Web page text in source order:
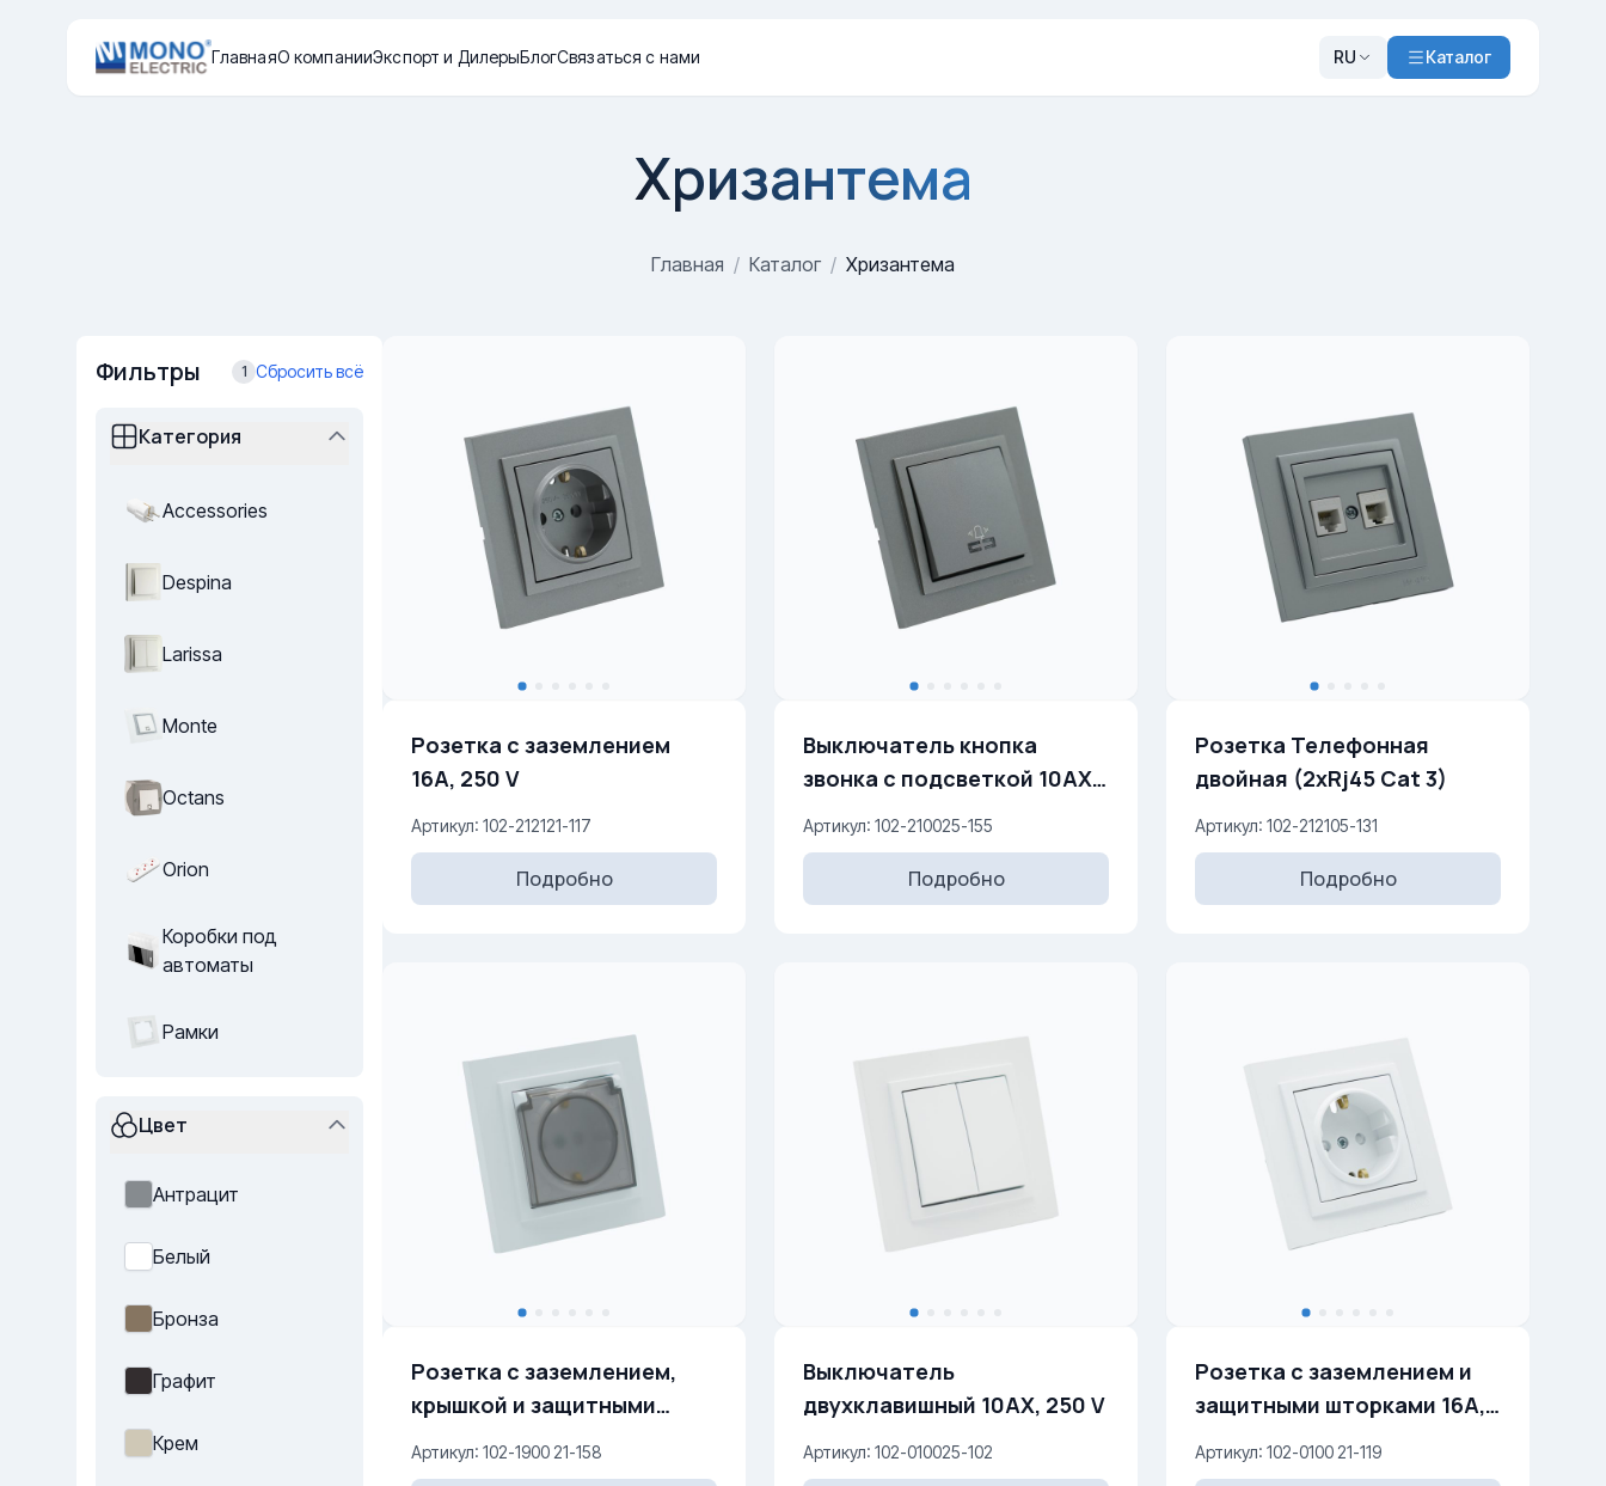
ГлавнаяО компанииЭкспорт и ДилерыБлогСвязаться с нами RU Каталог
Хризантема
Главная / Каталог / Хризантема
Фильтры 1 Сбросить всё
Категория
Accessories
Despina
Larissa
Monte
Octans
Orion
Коробки под
автоматы
Рамки
Цвет
Антрацит
Белый
Бронза
Графит
Крем
Розетка с заземлением
16A, 250 V
Артикул: 102-212121-117
Подробно
Выключатель кнопка
звонка с подсветкой 10AX,
250 V
Артикул: 102-210025-155
Подробно
Розетка Телефонная
двойная (2xRj45 Cat 3)
Артикул: 102-212105-131
Подробно
Розетка с заземлением,
крышкой и защитными
шторками 16A, 250 V
Артикул: 102-1900 21-158
Выключатель
двухклавишный 10AX, 250 V
Артикул: 102-010025-102
Розетка с заземлением и
защитными шторками 16A,
250 V
Артикул: 102-0100 21-119